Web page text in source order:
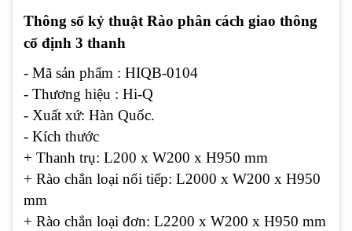
Thông số kỷ thuật Rào phân cách giao thông
cố định 3 thanh
- Mã sản phẩm : HIQB-0104
- Thương hiệu : Hi-Q
- Xuất xứ: Hàn Quốc.
- Kích thước
+ Thanh trụ: L200 x W200 x H950 mm
+ Rào chắn loại nối tiếp: L2000 x W200 x H950
mm
+ Rào chắn loại đơn: L2200 x W200 x H950 mm